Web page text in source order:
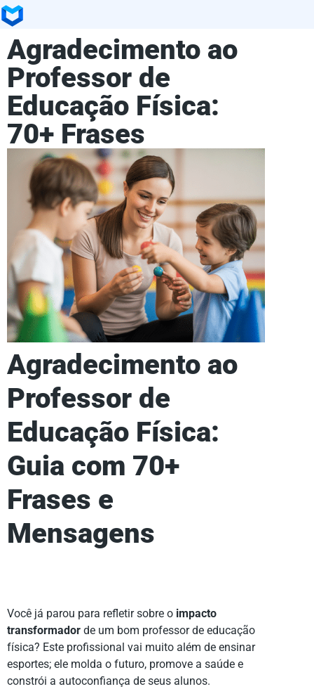
Agradecimento ao
Professor de
Educação Física:
70+ Frases
Agradecimento ao
Professor de
Educação Física:
Guia com 70+
Frases e
Mensagens
Você já parou para refletir sobre o impacto
transformador de um bom professor de educação
física? Este profissional vai muito além de ensinar
esportes; ele molda o futuro, promove a saúde e
constrói a autoconfiança de seus alunos.